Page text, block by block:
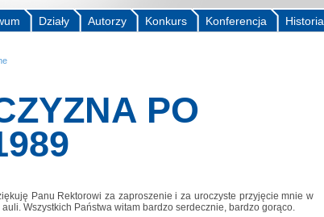
Historia
Konferencja
Konkurs
Autorzy
Działy
PO
Panu Rektorowi za zaproszenie i za uroczyste przyjęcie mnie w
auli. Wszystkich Państwa witam bardzo serdecznie, bardzo gorąco.